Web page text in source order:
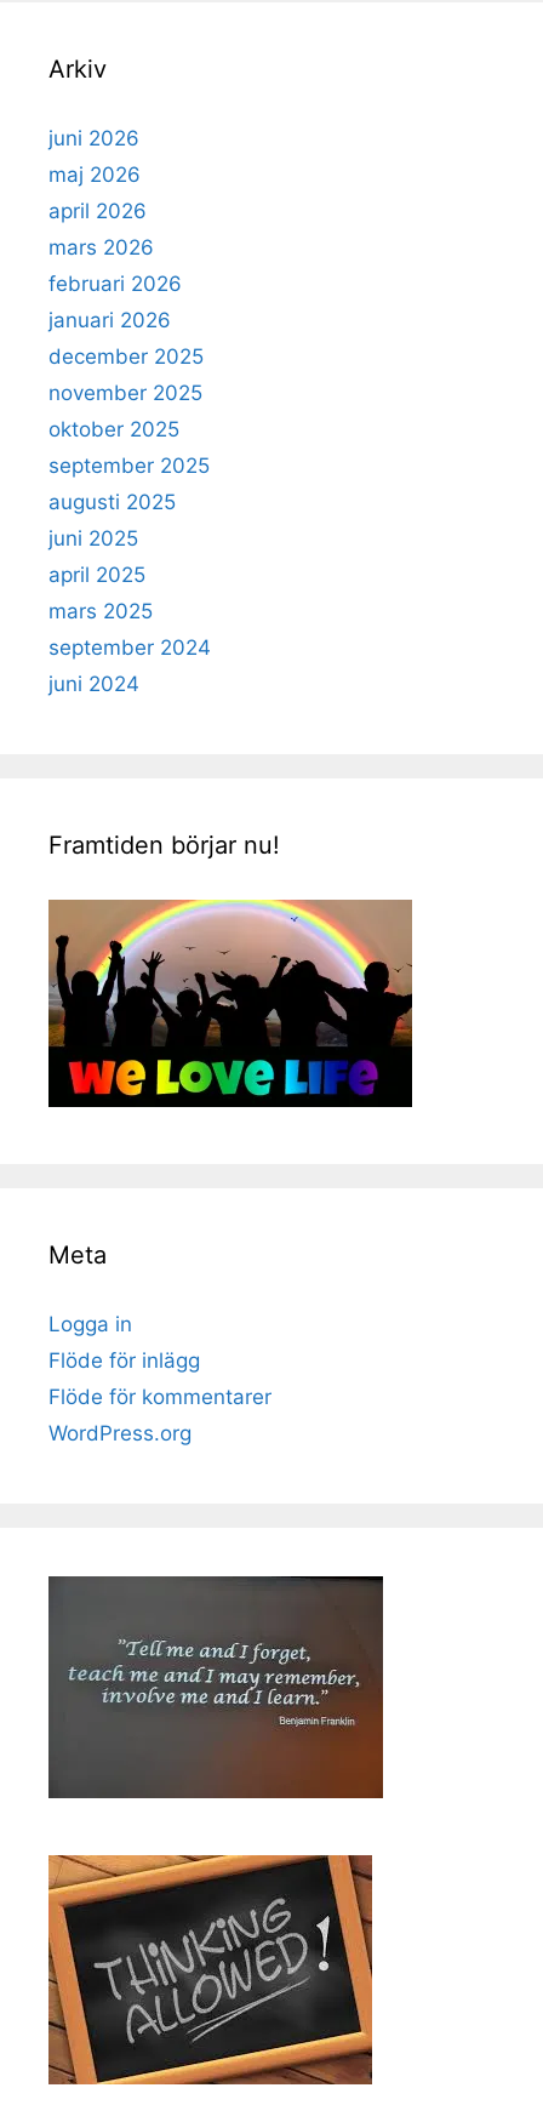
Arkiv
juni 2026
maj 2026
april 2026
mars 2026
februari 2026
januari 2026
december 2025
november 2025
oktober 2025
september 2025
augusti 2025
juni 2025
april 2025
mars 2025
september 2024
juni 2024
Framtiden börjar nu!
Meta
Logga in
Flöde för inlägg
Flöde för kommentarer
WordPress.org